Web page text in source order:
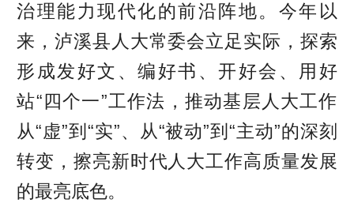
治理能力现代化的前沿阵地。今年以
来，泸溪县人大常委会立足实际，探索
形成发好文、编好书、开好会、用好
站“四个一”工作法，推动基层人大工作
从“虚”到“实”、从“被动”到“主动”的深刻
转变，擦亮新时代人大工作高质量发展
的最亮底色。